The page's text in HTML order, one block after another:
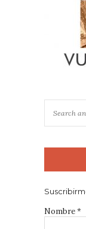
Nombre*